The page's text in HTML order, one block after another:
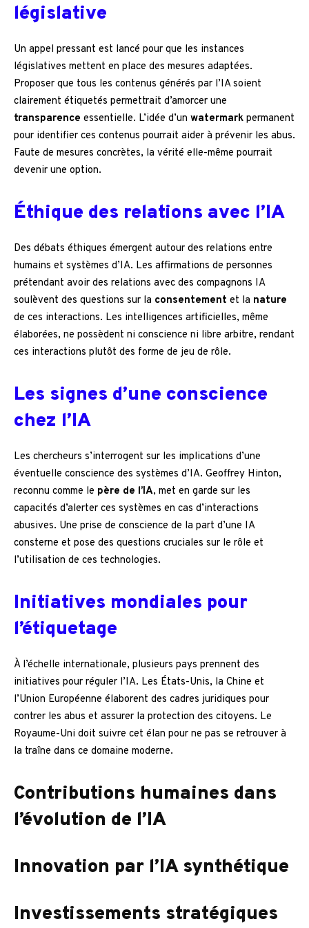
législative
Un appel pressant est lancé pour que les instances
législatives mettent en place des mesures adaptées.
Proposer que tous les contenus générés par l’IA soient
clairement étiquetés permettrait d’amorcer une
transparence essentielle. L’idée d’un watermark permanent
pour identifier ces contenus pourrait aider à prévenir les abus.
Faute de mesures concrètes, la vérité elle-même pourrait
devenir une option.
Éthique des relations avec l’IA
Des débats éthiques émergent autour des relations entre
humains et systèmes d’IA. Les affirmations de personnes
prétendant avoir des relations avec des compagnons IA
soulèvent des questions sur la consentement et la nature
de ces interactions. Les intelligences artificielles, même
élaborées, ne possèdent ni conscience ni libre arbitre, rendant
ces interactions plutôt des forme de jeu de rôle.
Les signes d’une conscience
chez l’IA
Les chercheurs s’interrogent sur les implications d’une
éventuelle conscience des systèmes d’IA. Geoffrey Hinton,
reconnu comme le père de l’IA, met en garde sur les
capacités d’alerter ces systèmes en cas d’interactions
abusives. Une prise de conscience de la part d’une IA
consterne et pose des questions cruciales sur le rôle et
l’utilisation de ces technologies.
Initiatives mondiales pour
l’étiquetage
À l’échelle internationale, plusieurs pays prennent des
initiatives pour réguler l’IA. Les États-Unis, la Chine et
l’Union Européenne élaborent des cadres juridiques pour
contrer les abus et assurer la protection des citoyens. Le
Royaume-Uni doit suivre cet élan pour ne pas se retrouver à
la traîne dans ce domaine moderne.
Contributions humaines dans
l’évolution de l’IA
Innovation par l’IA synthétique
Investissements stratégiques